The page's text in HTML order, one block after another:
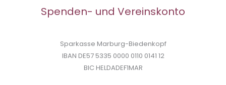
Spenden- und Vereinskonto
Sparkasse Marburg-Biedenkopf
IBAN DE57 5335 0000 0110 0141 12
BIC HELDADEF1MAR